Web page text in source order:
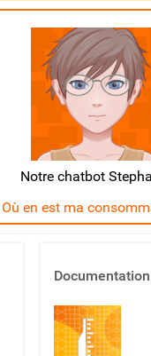
Notre chatbot
Où en est ma
Documentation